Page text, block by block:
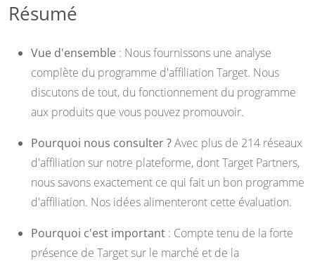
Résumé
Vue d'ensemble : Nous fournissons une analyse
complète du programme d'affiliation Target. Nous
discutons de tout, du fonctionnement du programme
aux produits que vous pouvez promouvoir.
Pourquoi nous consulter ?Avec plus de 214 réseaux
d'affiliation sur notre plateforme, dont Target Partners,
nous savons exactement ce qui fait un bon programme
d'affiliation. Nos idées alimenteront cette évaluation.
Pourquoi c'est important : Compte tenu de la forte
présence de Target sur le marché et de la